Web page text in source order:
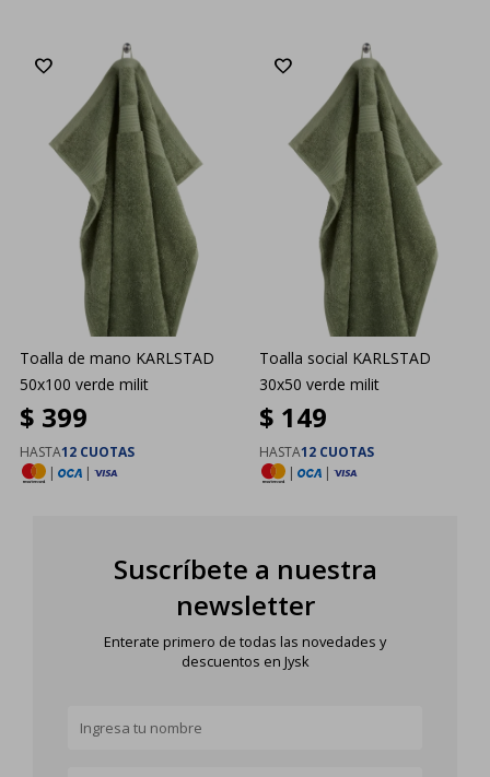
Toalla de mano KARLSTAD
50x100 verde milit
$ 399
HASTA12 CUOTAS
|
|
Toalla social KARLSTAD
30x50 verde milit
$ 149
HASTA12 CUOTAS
|
|
Suscríbete a nuestra
newsletter
Enterate primero de todas las novedades y
descuentos en Jysk